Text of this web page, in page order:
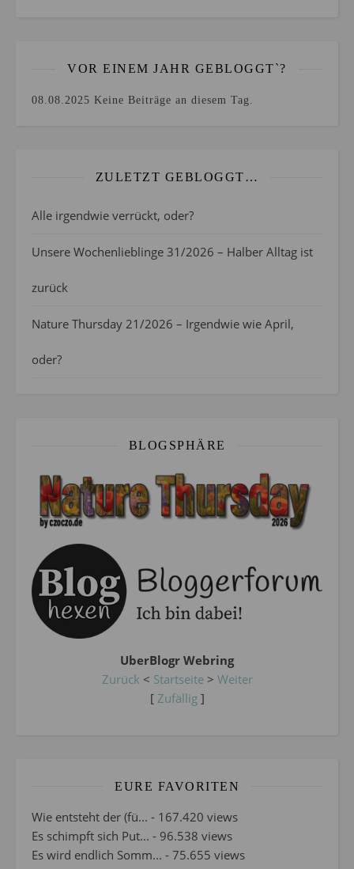
VOR EINEM JAHR GEBLOGGT`?
08.08.2025 Keine Beiträge an diesem Tag.
ZULETZT GEBLOGGT…
Alle irgendwie verrückt, oder?
Unsere Wochenlieblinge 31/2026 – Halber Alltag ist
zurück
Nature Thursday 21/2026 – Irgendwie wie April,
oder?
BLOGSPHÄRE
UberBlogr Webring
Zurück < Startseite> Weiter
[ Zufällig]
EURE FAVORITEN
Wie entsteht der (fü... - 167.420 views
Es schimpft sich Put... - 96.538 views
Es wird endlich Somm... - 75.655 views